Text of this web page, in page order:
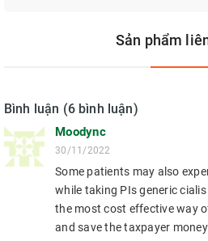
Sản phẩm
Bình luận (6 bình luận)
Moodync
30/11/2022
Some patients may also
while taking PIs generic
the most cost effective way
and save the taxpayer money